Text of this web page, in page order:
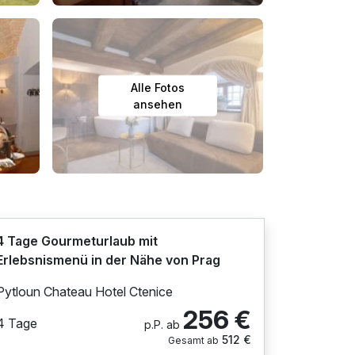
Alle Fotos
ansehen
Tage Gourmeturlaub mit
in der Nähe von Prag
Chateau Hotel Ctenice
Tage
p.P. ab 256 €
Gesamt ab 512 €